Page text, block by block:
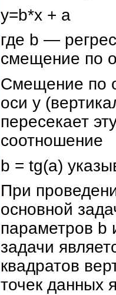
у=b*х + а
где b —
смещение по
Смещение по
оси у
пересекает
соотношение
b = tg(a)
При
основной
параметров
задачи
квадратов
точек данных